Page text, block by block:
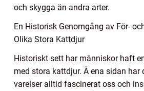
och skygga än andra arter.
En Historisk Genomgång av För-
Olika Stora Kattdjur
Historiskt sett har människor haft
med stora kattdjur. Å ena sidan har
varelser alltid fascinerat oss och